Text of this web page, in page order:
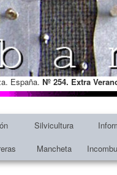
España. Nº 254. Extra
Silvicultura
Mancheta